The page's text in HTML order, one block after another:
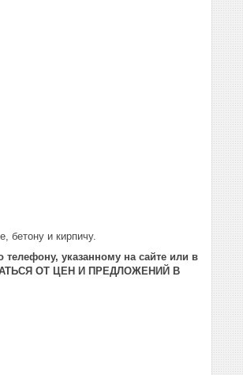
бетону и кирпичу.
указанному на сайте или в
ОТ ЦЕН И ПРЕДЛОЖЕНИЙ В